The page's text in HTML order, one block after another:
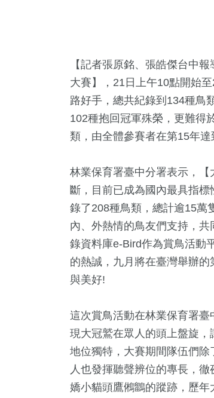
【記者張原銘、張皓傑台中
大賽】，21日上午10點開始
路好手，總共紀錄到134種鳥
102種抱回冠軍殊榮，更難得
類，由全體參賽者在第15年
林業保育署臺中分署表示，
斷，目前已成為國內最具指
錄了208種鳥類，總計逾15萬
內、外熱情的鳥友們支持，
錄資料庫e-Bird作為賞鳥活動
的熱誠，九月將在臺灣舉辦
與美好!
這次賞鳥活動在林業保育署
現大冠鷲在眾人的頭上盤旋
地位獨特，大賽期間隊伍們
人也發揮聽聲辨位的專長，
嬌小貓頭鷹鵂鶹的蹤跡，歷
392+
社會
5+
評論
演唱會 藝文
117+
旅遊